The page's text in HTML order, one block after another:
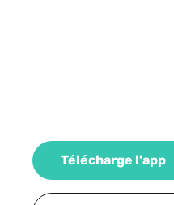
Télécharge l'app